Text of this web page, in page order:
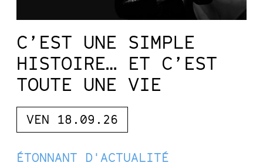
C’EST UNE SIMPLE
HISTOIRE… ET C’EST
TOUTE UNE VIE
VEN 18.09.26
ÉTONNANT D'ACTUALITÉ